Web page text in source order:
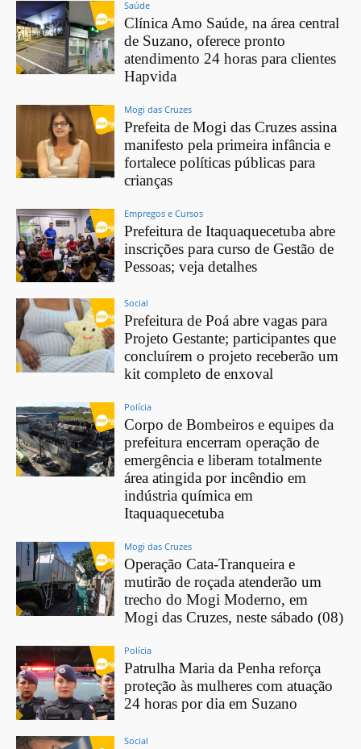
Saúde
Clínica Amo Saúde, na área central
de Suzano, oferece pronto
atendimento 24 horas para clientes
Hapvida
Mogi das Cruzes
Prefeita de Mogi das Cruzes assina
manifesto pela primeira infância e
fortalece políticas públicas para
crianças
Empregos e Cursos
Prefeitura de Itaquaquecetuba abre
inscrições para curso de Gestão de
Pessoas; veja detalhes
Social
Prefeitura de Poá abre vagas para
Projeto Gestante; participantes que
concluírem o projeto receberão um
kit completo de enxoval
Polícia
Corpo de Bombeiros e equipes da
prefeitura encerram operação de
emergência e liberam totalmente
área atingida por incêndio em
indústria química em
Itaquaquecetuba
Mogi das Cruzes
Operação Cata-Tranqueira e
mutirão de roçada atenderão um
trecho do Mogi Moderno, em
Mogi das Cruzes, neste sábado (08)
Polícia
Patrulha Maria da Penha reforça
proteção às mulheres com atuação
24 horas por dia em Suzano
Social